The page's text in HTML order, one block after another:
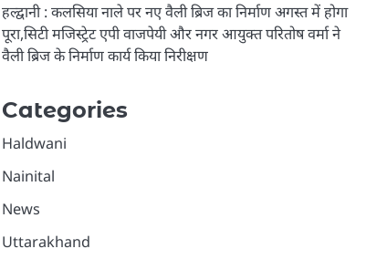
हल्द्वानी : कलसिया नाले पर नए वैली ब्रिज का निर्माण अगस्त में होगा
पूरा,सिटी मजिस्ट्रेट एपी वाजपेयी और नगर आयुक्त परितोष वर्मा ने
वैली ब्रिज के निर्माण कार्य किया निरीक्षण
Categories
Haldwani
Nainital
News
Uttarakhand